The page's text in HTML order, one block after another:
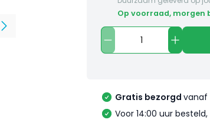
op voorraad, morgen
Gratis bezorgd vanaf
Voor 14:00 uur besteld,